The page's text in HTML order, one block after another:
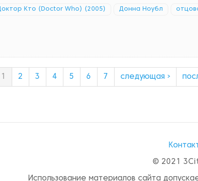
Кто (Doctor Who) (2005) Донна Ноубл
2 3 4 5 6 7 следующая ›
© 2021
Использование материалов сайта